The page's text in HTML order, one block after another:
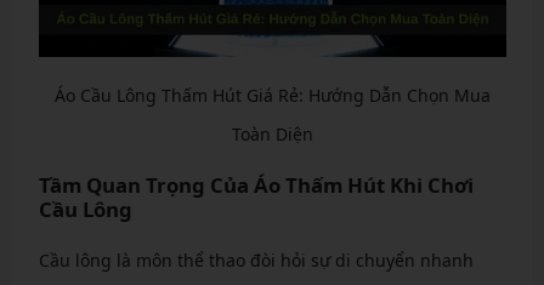
Áo Cầu Lông Thấm Hút Giá Rẻ: Hướng Dẫn Chọn Mua
Toàn Diện
Tầm Quan Trọng Của Áo Thấm Hút Khi Chơi
Cầu Lông
Cầu lông là môn thể thao đòi hỏi sự di chuyển nhanh